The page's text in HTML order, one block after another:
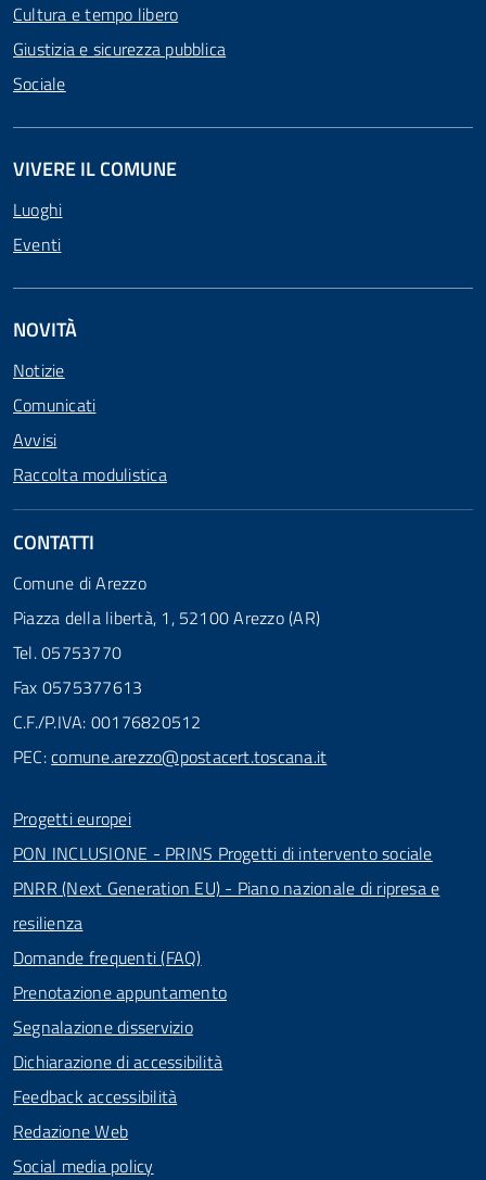
Cultura e tempo libero
Giustizia e sicurezza pubblica
Sociale
VIVERE IL COMUNE
Luoghi
Eventi
NOVITÀ
Notizie
Comunicati
Avvisi
Raccolta modulistica
CONTATTI
Comune di Arezzo
Piazza della libertà, 1, 52100 Arezzo (AR)
Tel. 05753770
Fax 0575377613
C.F./P.IVA: 00176820512
PEC:comune.arezzo@postacert.toscana.it
Progetti europei
PON INCLUSIONE - PRINS Progetti di intervento sociale
PNRR (Next Generation EU) - Piano nazionale di ripresa e
resilienza
Domande frequenti (FAQ)
Prenotazione appuntamento
Segnalazione disservizio
Dichiarazione di accessibilità
Feedback accessibilità
Redazione Web
Social media policy